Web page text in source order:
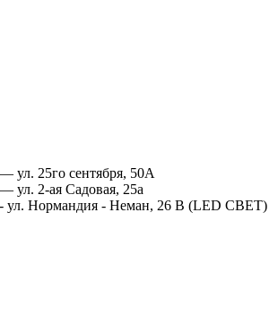
— ул. 25го сентября, 50А
— ул. 2-ая Садовая, 25а
- ул. Нормандия - Неман, 26 В (LED СВЕТ)